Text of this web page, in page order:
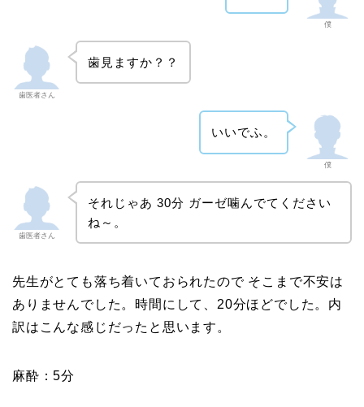
僕
歯医者さん
歯見ますか？？
僕
いいでふ。
歯医者さん
それじゃあ 30分 ガーゼ噛んでてください
ね～。
先生がとても落ち着いておられたので そこまで不安は
ありませんでした。時間にして、20分ほどでした。内
訳はこんな感じだったと思います。
麻酔：5分